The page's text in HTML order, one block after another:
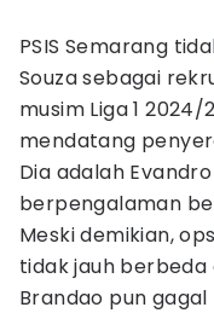
PSIS Semarang
Souza sebagai
musim Liga 1
mendatang
Dia adalah
berpengalaman
Meski demikian,
tidak jauh berbeda
Brandao pun